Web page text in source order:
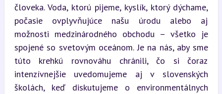
človeka. Voda, ktorú pijeme, kyslík, ktorý dýchame,
počasie ovplyvňujúce našu úrodu alebo aj
možnosti medzinárodného obchodu – všetko je
spojené so svetovým oceánom. Je na nás, aby sme
túto krehkú rovnováhu chránili, čo si čoraz
intenzívnejšie uvedomujeme aj v slovenských
školách, keď diskutujeme o environmentálnych